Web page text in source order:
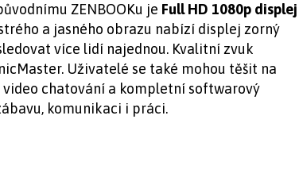
ZENBOOKu je Full HD 1080p displej
a jasného obrazu nabízí displej zorný
více lidí najednou. Kvalitní zvuk
Uživatelé se také mohou těšit na
chatování a kompletní softwarový
komunikaci i práci.